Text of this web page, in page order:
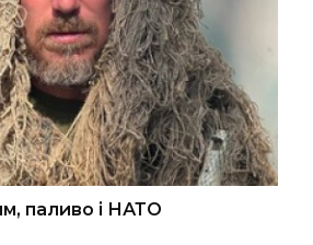
паливо і НАТО